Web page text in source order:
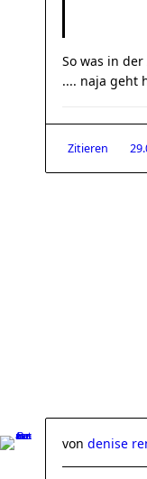
So was in
.... naja geht
Zitieren
von denise